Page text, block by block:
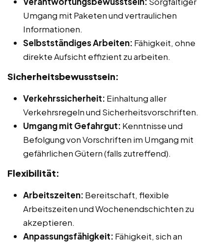
Umgang mit Paketen und vertraulichen
Informationen.
Selbstständiges Arbeiten: Fähigkeit, ohne
direkte Aufsicht effizient zu arbeiten.
Sicherheitsbewusstsein:
Verkehrssicherheit: Einhaltung aller
Verkehrsregeln und Sicherheitsvorschriften.
Umgang mit Gefahrgut: Kenntnisse und
Befolgung von Vorschriften im Umgang mit
gefährlichen Gütern (falls zutreffend).
Flexibilität:
Arbeitszeiten: Bereitschaft, flexible
Arbeitszeiten und Wochenendschichten zu
akzeptieren.
Anpassungsfähigkeit: Fähigkeit, sich an